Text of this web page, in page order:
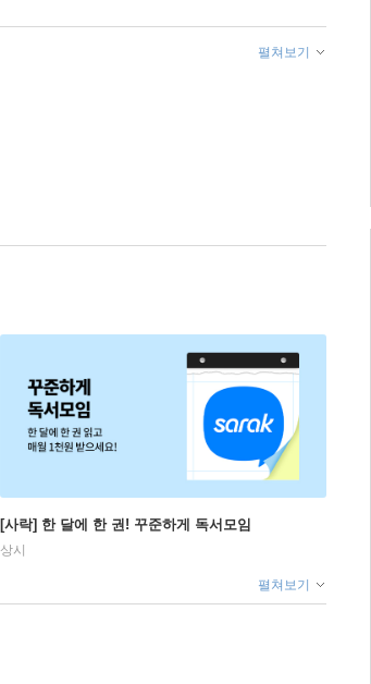
펼쳐보기
[사락] 한 달에 한 권! 꾸준하게 독서모임
상시
펼쳐보기